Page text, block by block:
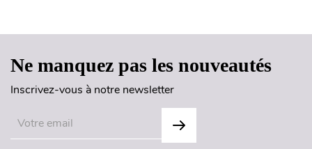
Ne manquez pas les nouveautés
Inscrivez-vous à notre newsletter